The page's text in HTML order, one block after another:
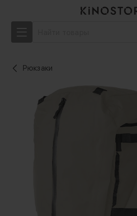
Рюкзаки